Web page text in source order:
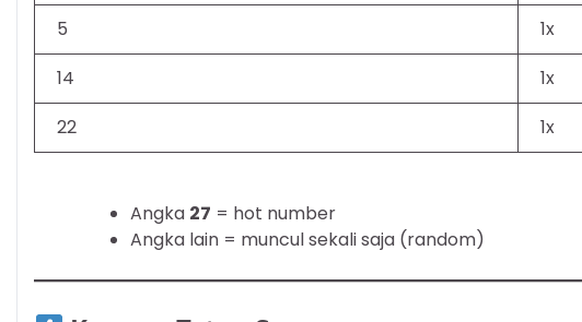
5
1x
14
1x
22
1x
Angka 27 = hot number
Angka lain = muncul sekali saja (random)